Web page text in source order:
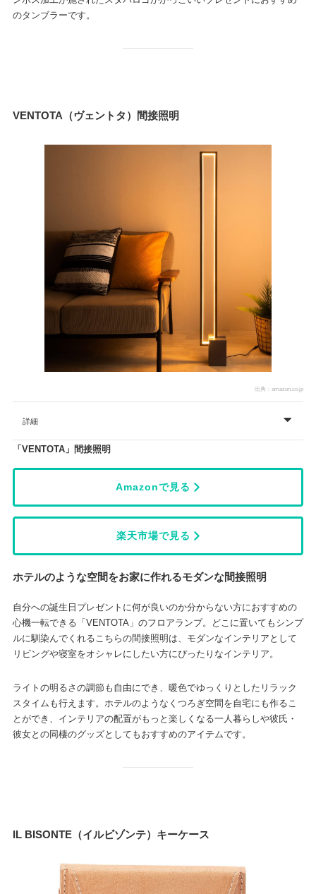
のタンブラーです。
VENTOTA（ヴェントタ）間接照明
出典：amazon.co.jp
詳細
「VENTOTA」間接照明
Amazonで見る
楽天市場で見る
ホテルのような空間をお家に作れるモダンな間接照明
自分への誕生日プレゼントに何が良いのか分からない方におすすめの
心機一転できる「VENTOTA」のフロアランプ。どこに置いてもシンプ
ルに馴染んでくれるこちらの間接照明は、モダンなインテリアとして
リビングや寝室をオシャレにしたい方にぴったりなインテリア。
ライトの明るさの調節も自由にでき、暖色でゆっくりとしたリラック
スタイムも行えます。ホテルのようなくつろぎ空間を自宅にも作るこ
とができ、インテリアの配置がもっと楽しくなる一人暮らしや彼氏・
彼女との同棲のグッズとしてもおすすめのアイテムです。
IL BISONTE（イルビゾンテ）キーケース